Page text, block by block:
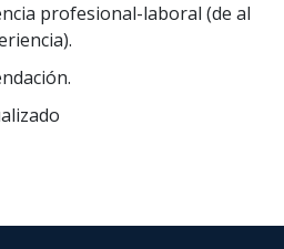
profesional-laboral (de al